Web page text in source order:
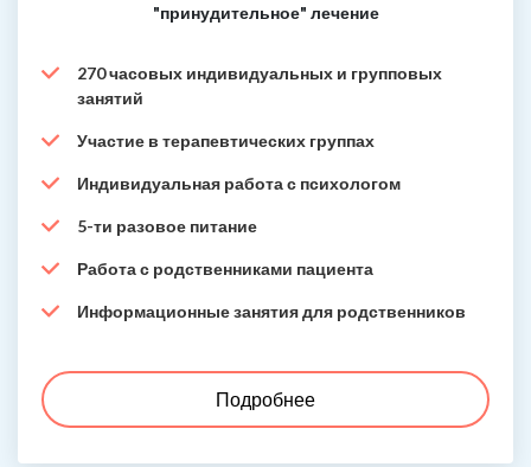
"принудительное" лечение
270 часовых индивидуальных и групповых
занятий
Участие в терапевтических группах
Индивидуальная работа с психологом
5-ти разовое питание
Работа с родственниками пациента
Информационные занятия для родственников
Подробнее